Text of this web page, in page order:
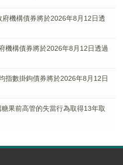
府機構債券將於2026年8月12日透
機構債券將於2026年8月12日透過
指數掛鉤債券將於2026年8月12日
果前高管的失當行為取得13年取